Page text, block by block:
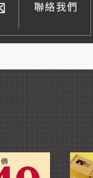
聯絡我們